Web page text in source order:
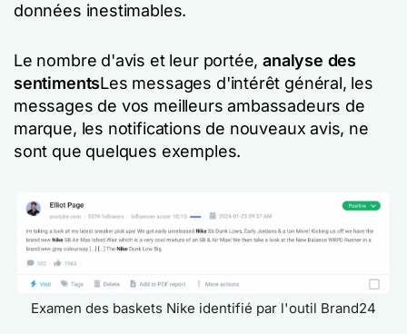
données inestimables.
Le nombre d'avis et leur portée,analyse des
sentimentsLes messages d'intérêt général, les
messages de vos meilleurs ambassadeurs de
marque, les notifications de nouveaux avis, ne
sont que quelques exemples.
Examen des baskets Nike identifié par l'outil Brand24